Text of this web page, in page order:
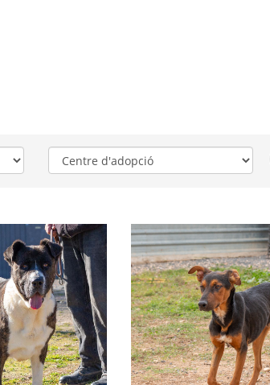
Centre
d'adopció